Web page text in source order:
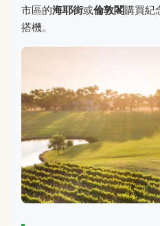
市區的海耶街或倫敦閣購買紀
搭機。